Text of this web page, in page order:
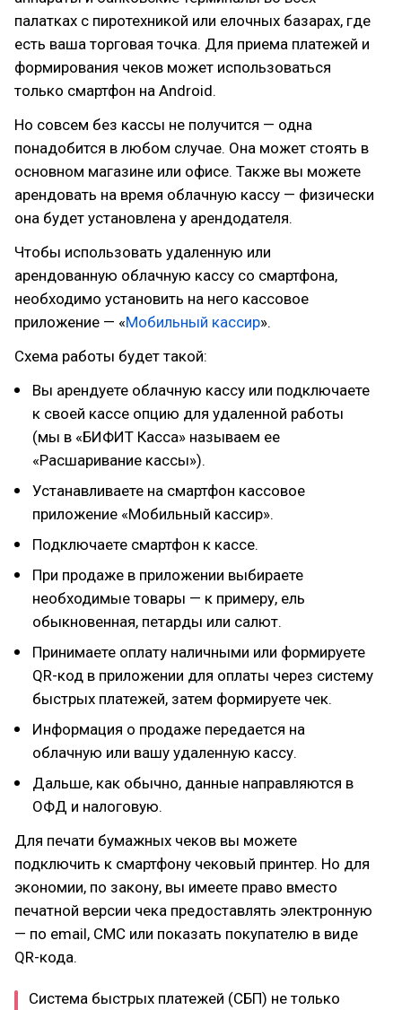
палатках с пиротехникой или елочных базарах, где
есть ваша торговая точка. Для приема платежей и
формирования чеков может использоваться
только смартфон на Android.
Но совсем без кассы не получится — одна
понадобится в любом случае. Она может стоять в
основном магазине или офисе. Также вы можете
арендовать на время облачную кассу — физически
она будет установлена у арендодателя.
Чтобы использовать удаленную или
арендованную облачную кассу со смартфона,
необходимо установить на него кассовое
приложение — «Мобильный кассир».
Схема работы будет такой:
Вы арендуете облачную кассу или подключаете
к своей кассе опцию для удаленной работы
(мы в «БИФИТ Касса» называем ее
«Расшаривание кассы»).
Устанавливаете на смартфон кассовое
приложение «Мобильный кассир».
Подключаете смартфон к кассе.
При продаже в приложении выбираете
необходимые товары — к примеру, ель
обыкновенная, петарды или салют.
Принимаете оплату наличными или формируете
QR-код в приложении для оплаты через систему
быстрых платежей, затем формируете чек.
Информация о продаже передается на
облачную или вашу удаленную кассу.
Дальше, как обычно, данные направляются в
ОФД и налоговую.
Для печати бумажных чеков вы можете
подключить к смартфону чековый принтер. Но для
экономии, по закону, вы имеете право вместо
печатной версии чека предоставлять электронную
— по email, СМС или показать покупателю в виде
QR-кода.
Система быстрых платежей (СБП) не только